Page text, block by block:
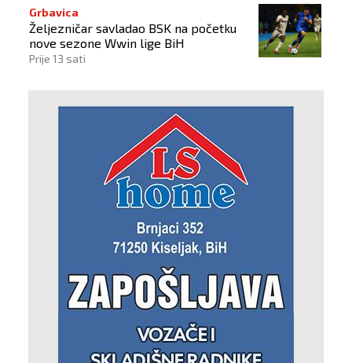
Grbavica
Željezničar savladao BSK na početku
nove sezone Wwin lige BiH
Prije 13 sati